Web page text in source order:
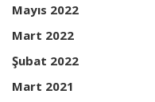
Mayıs 2022
Mart 2022
Şubat 2022
Mart 2021